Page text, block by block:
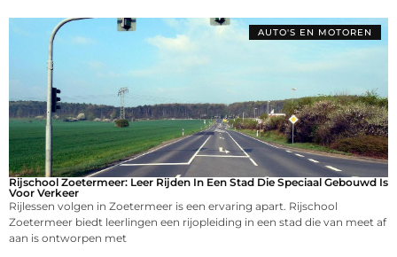
AUTO'S EN MOTOREN
Rijschool Zoetermeer: Leer Rijden In Een Stad Die Speciaal Gebouwd Is
Voor Verkeer
Rijlessen volgen in Zoetermeer is een ervaring apart. Rijschool
Zoetermeer biedt leerlingen een rijopleiding in een stad die van meet af
aan is ontworpen met